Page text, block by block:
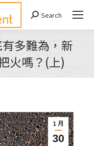
Search:
Search
多難為，新
火嗎？(上)
are here:
1 月
30